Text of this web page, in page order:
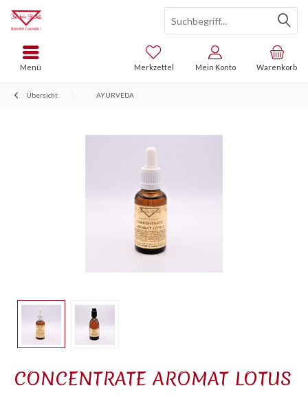
Warenkorb
Merkzettel Mein Konto
Menü
Übersicht AYURVEDA
CONCENTRATE AROMAT LOTUS